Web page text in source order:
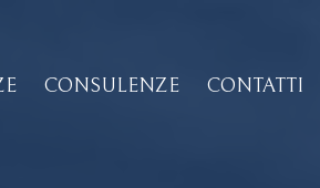
CONSULENZE CONTATTI